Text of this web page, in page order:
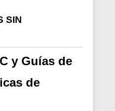
SIN
y Guías de
de